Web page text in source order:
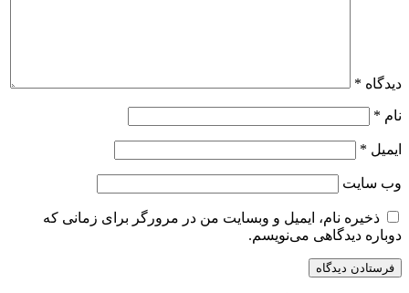
دیدگاه *
نام *
ایمیل *
وب‌ سایت
ذخیره نام، ایمیل و وبسایت من در مرورگر برای زمانی که
دوباره دیدگاهی می‌نویسم.